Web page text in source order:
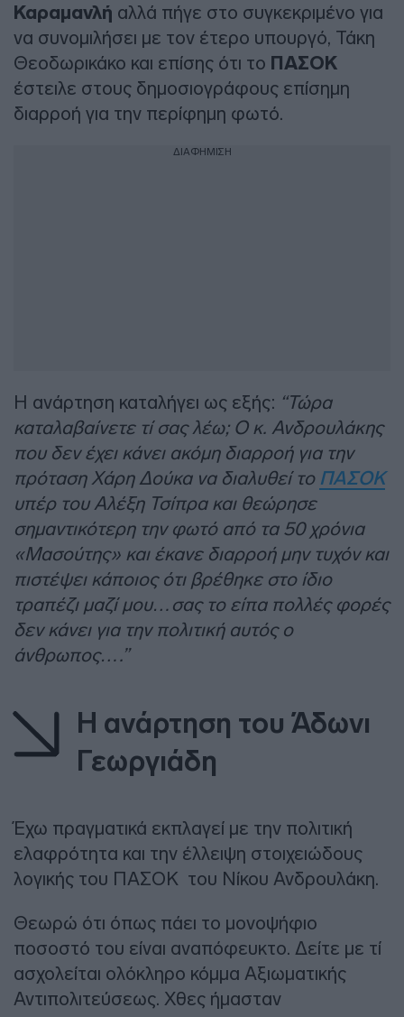
Καραμανλή αλλά πήγε στο συγκεκριμένο για
να συνομιλήσει με τον έτερο υπουργό, Τάκη
Θεοδωρικάκο και επίσης ότι το ΠΑΣΟΚ
έστειλε στους δημοσιογράφους επίσημη
διαρροή για την περίφημη φωτό.
ΔΙΑΦΗΜΙΣΗ
Η ανάρτηση καταλήγει ως εξής: “Τώρα
καταλαβαίνετε τί σας λέω; Ο κ. Ανδρουλάκης
που δεν έχει κάνει ακόμη διαρροή για την
πρόταση Χάρη Δούκα να διαλυθεί το ΠΑΣΟΚ
υπέρ του Αλέξη Τσίπρα και θεώρησε
σημαντικότερη την φωτό από τα 50 χρόνια
«Μασούτης» και έκανε διαρροή μην τυχόν και
πιστέψει κάποιος ότι βρέθηκε στο ίδιο
τραπέζι μαζί μου…σας το είπα πολλές φορές
δεν κάνει για την πολιτική αυτός ο
άνθρωπος….”
H ανάρτηση του Άδωνι
Γεωργιάδη
Έχω πραγματικά εκπλαγεί με την πολιτική
ελαφρότητα και την έλλειψη στοιχειώδους
λογικής του ΠΑΣΟΚ του Νίκου Ανδρουλάκη.
Θεωρώ ότι όπως πάει το μονοψήφιο
ποσοστό του είναι αναπόφευκτο. Δείτε με τί
ασχολείται ολόκληρο κόμμα Αξιωματικής
Αντιπολιτεύσεως. Χθες ήμασταν